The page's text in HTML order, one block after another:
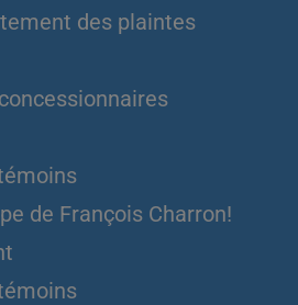
des plaintes
de François Charron!